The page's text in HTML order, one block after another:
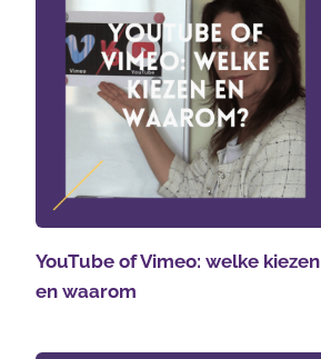
YouTube of Vimeo: welke kiezen
en waarom